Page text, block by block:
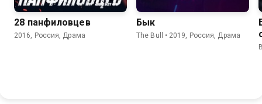
28 панфиловцев
2016, Россия, Драма
Бык
The Bull • 2019, Россия, Драма